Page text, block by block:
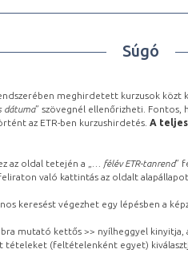
Súgó
meghirdetett kurzusok közt
dátuma” szövegnél ellenőrizheti. Fontos,
az ETR-ben kurzushirdetés. A
az oldal tetején a „ … félév ETR-tanrend”
való kattintás az oldalt
keresést végezhet egy lépésben a
mutató kettős >> nyílheggyel
(feltételenként egyet)